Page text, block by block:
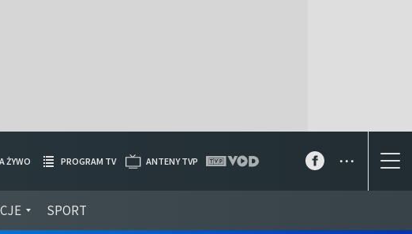
SPORT
ŻYWO PROGRAM TV ANTENY TVP ...